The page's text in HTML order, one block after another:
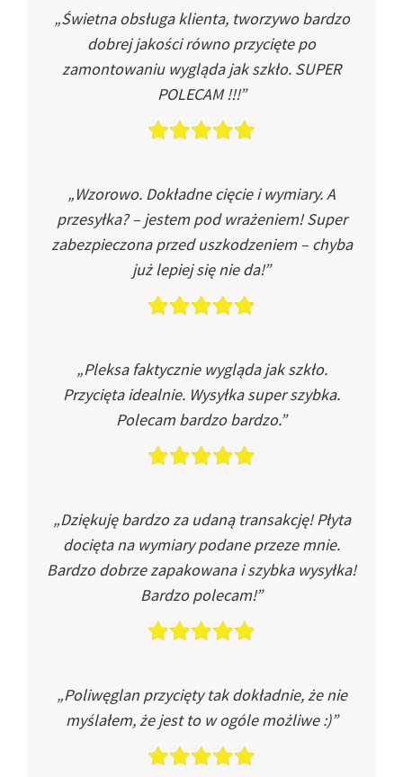
„Świetna obsługa klienta, tworzywo bardzo
dobrej jakości równo przycięte po
zamontowaniu wygląda jak szkło. SUPER
POLECAM !!!”
„Wzorowo. Dokładne cięcie i wymiary. A
przesyłka? – jestem pod wrażeniem! Super
zabezpieczona przed uszkodzeniem – chyba
już lepiej się nie da!”
„Pleksa faktycznie wygląda jak szkło.
Przycięta idealnie. Wysyłka super szybka.
Polecam bardzo bardzo.”
„Dziękuję bardzo za udaną transakcję! Płyta
docięta na wymiary podane przeze mnie.
Bardzo dobrze zapakowana i szybka wysyłka!
Bardzo polecam!”
„Poliwęglan przycięty tak dokładnie, że nie
myślałem, że jest to w ogóle możliwe :)”